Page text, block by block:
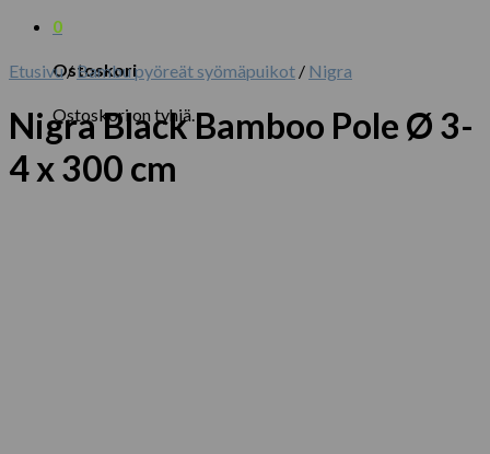
0
Ostoskori
Ostoskori on tyhjä.
Etusivu / Bambu pyöreät syömäpuikot / Nigra
Nigra Black Bamboo Pole Ø 3-
4 x 300 cm